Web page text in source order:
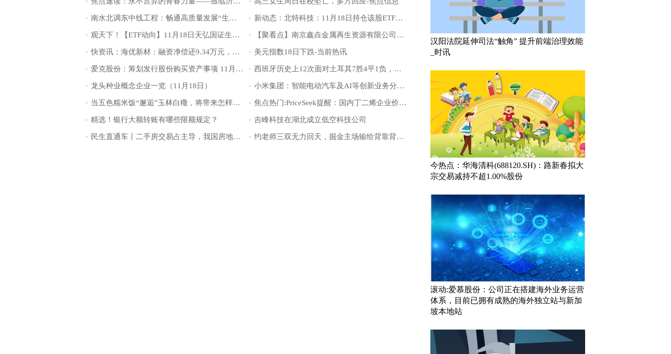
南水北调东中线工程：畅通高质量发展“生命线” 新动态：北特科技：11月18日持仓该股ETF资金净流入51.85万元，3日累计净流出27.65万元
观天下！【ETF动向】11月18日天弘国证生物医药ETF基金跌0.73%，份额减少1980万份 【聚看点】南京鑫垚金属再生资源有限公司成立 注册资本100万人民币
快资讯：海优新材：融资净偿还9.34万元，融资余额2.48亿元（11-18） 美元指数18日下跌-当前热讯
爱克股份：筹划发行股份购买资产事项 11月19日起停牌 西班牙历史上12次面对土耳其7胜4平1负，唯一失利是在71年前 快播报
龙头种业概念企业一览（11月18日） 小米集团：智能电动汽车及AI等创新业务分部首次实现单季度经营盈利
当五色糯米饭“邂逅”玉林白糤，将带来怎样的美食体验？ 焦点热门:PriceSeek提醒：国内丁二烯企业价格上调动态
精选！银行大额转账有哪些限额规定？ 吉峰科技在湖北成立低空科技公司
民生直通车丨二手房交易占主导，我国房地产市场呈现逐步企稳的态势 约老师三双无力回天，掘金主场输给背靠背的公牛，替补太像替补了_关注
汉阳法院延伸司法“触角” 提升前端治理效能
_时讯
今热点：华海清科(688120.SH)：路新春拟大
宗交易减持不超1.00%股份
滚动:爱慕股份：公司正在搭建海外业务运营
体系，目前已拥有成熟的海外独立站与新加
坡本地站